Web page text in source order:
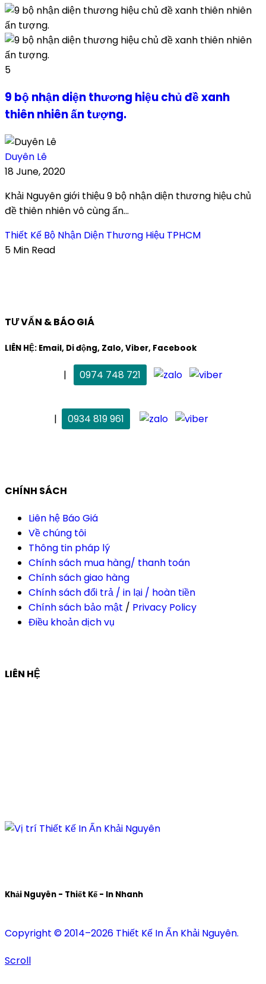
5
9 bộ nhận diện thương hiệu chủ đề xanh
thiên nhiên ấn tượng.
Duyên Lê
18 June, 2020
Khải Nguyên giới thiệu 9 bộ nhận diện thương hiệu chủ
đề thiên nhiên vô cùng ấn...
Thiết Kế Bộ Nhận Diện Thương Hiệu TPHCM
5 Min Read
TƯ VẤN & BÁO GIÁ
LIÊN HỆ: Email, Di động, Zalo, Viber, Facebook
|
0974 748 721
|
0934 819 961
CHÍNH SÁCH
Liên hệ Báo Giá
Về chúng tôi
Thông tin pháp lý
Chính sách mua hàng/ thanh toán
Chính sách giao hàng
Chính sách đổi trả / in lại / hoàn tiền
Chính sách bảo mật / Privacy Policy
Điều khoản dịch vụ
LIÊN HỆ
Khải Nguyên - Thiết Kế - In Nhanh
Copyright © 2014–2026 Thiết Kế In Ấn Khải Nguyên.
Scroll